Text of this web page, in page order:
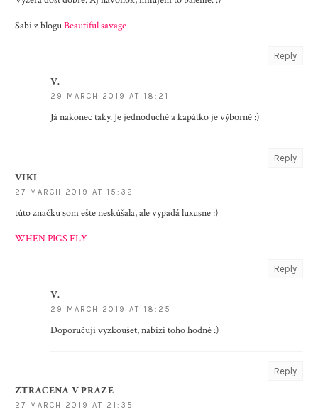
Sabi z bloguBeautiful savage
Reply
V.
29 MARCH 2019 AT 18:21
Já nakonec taky. Je jednoduché a kapátko je výborné :)
Reply
VIKI
27 MARCH 2019 AT 15:32
túto značku som ešte neskúšala, ale vypadá luxusne :)
WHEN PIGS FLY
Reply
V.
29 MARCH 2019 AT 18:25
Doporučuji vyzkoušet, nabízí toho hodně :)
Reply
ZTRACENA V PRAZE
27 MARCH 2019 AT 21:35